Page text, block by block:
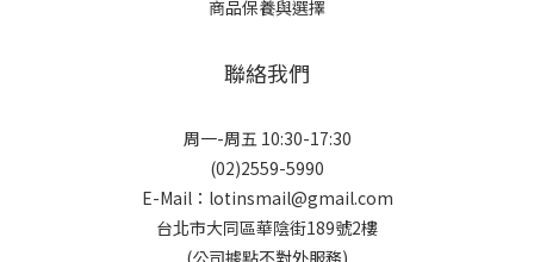
商品保養與選擇
聯絡我們
周一-周五 10:30-17:30
(02)2559-5990
E-Mail：lotinsmail@gmail.com
台北市大同區華陰街189號2樓
(公司據點不對外服務)